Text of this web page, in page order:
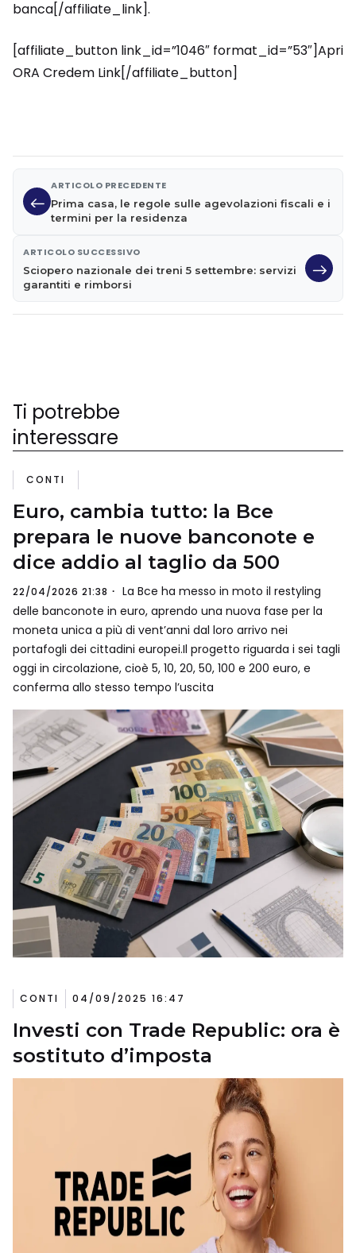
banca[/affiliate_link].
[affiliate_button link_id=”1046″ format_id=”53″]Apri
ORA Credem Link[/affiliate_button]
ARTICOLO PRECEDENTE
Prima casa, le regole sulle agevolazioni fiscali e i
termini per la residenza
ARTICOLO SUCCESSIVO
Sciopero nazionale dei treni 5 settembre: servizi
garantiti e rimborsi
Ti potrebbe
interessare
CONTI
Euro, cambia tutto: la Bce
prepara le nuove banconote e
dice addio al taglio da 500
22/04/2026 21:38
La Bce ha messo in moto il restyling
delle banconote in euro, aprendo una nuova fase per la
moneta unica a più di vent’anni dal loro arrivo nei
portafogli dei cittadini europei.Il progetto riguarda i sei tagli
oggi in circolazione, cioè 5, 10, 20, 50, 100 e 200 euro, e
conferma allo stesso tempo l’uscita
CONTI 04/09/2025 16:47
Investi con Trade Republic: ora è
sostituto d’imposta